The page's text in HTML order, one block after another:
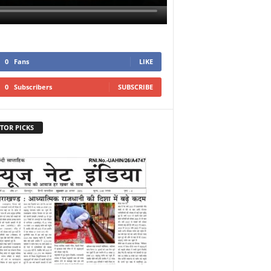
0 Fans LIKE
0 Subscribers SUBSCRIBE
PICKS